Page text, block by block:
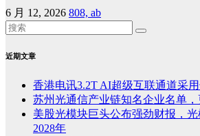
6 月 12, 2026 808, ab
近期文章
香港电讯3.2T AI超级互联通道采
苏州光通信产业链知名企业名单
美股光模块巨头公布强劲财报，
2028年